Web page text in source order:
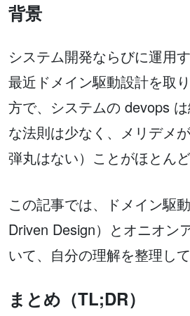
golang, ddd, software-
背景
システム開発ならびに運用
最近ドメイン駆動設計を取
方で、システムの devops
な法則は少なく、メリデメ
弾丸はない）ことがほとんど
この記事では、ドメイン駆
Driven Design）とオニオン
いて、自分の理解を整理して
まとめ（TL;DR）